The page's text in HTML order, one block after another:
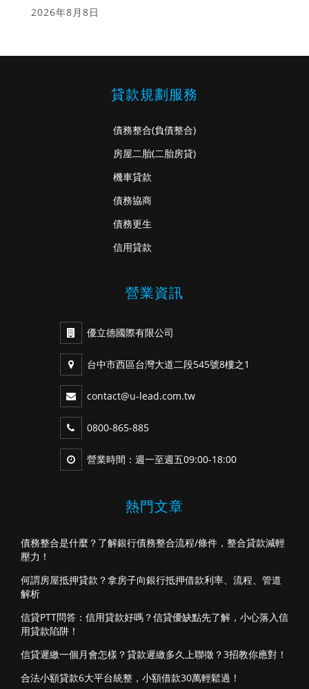
2026年8月8日
貸款規劃服務
債務整合(負債整合)
房屋二胎(二胎房貸)
機車貸款
債務協商
債務更生
信用貸款
營業資訊
優立德國際有限公司
台中市西區台灣大道二段545號8樓之1
contact@u-lead.com.tw
0800-865-885
營業時間：週一至週五09:00-18:00
熱門文章
債務整合是什麼？了解銀行債務整合流程/條件，整合貸款減輕
壓力！
何謂房屋抵押貸款？拿房子向銀行抵押借款利率、流程、管道
解析
信貸PTT問答：信用貸款好嗎？信貸優缺點先了解，小心落入信
用貸款陷阱！
信貸遲繳一個月會怎樣？貸款遲繳多久上聯徵？3招教你應對！
合法小額貸款6大平台統整，小額借款30萬輕鬆過！